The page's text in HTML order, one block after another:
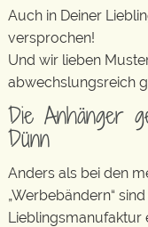
Auch in Deiner
versprochen!
Und wir lieben
abwechslungsreich
Die Anhänger
Dünn
Anders als bei den
„Werbebändern“
Lieblingsmanufaktur